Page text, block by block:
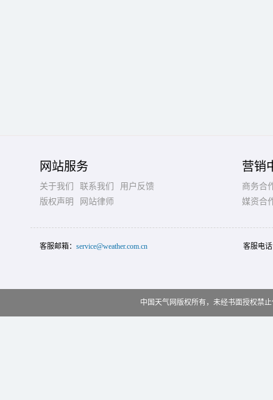
网站服务
关于我们 联系我们
用户反馈
版权声明
网站律师
营销
商务合
媒资合
客服邮箱： service@weather.com.cn 客服电
中国天气网版权所有，未经书面授权